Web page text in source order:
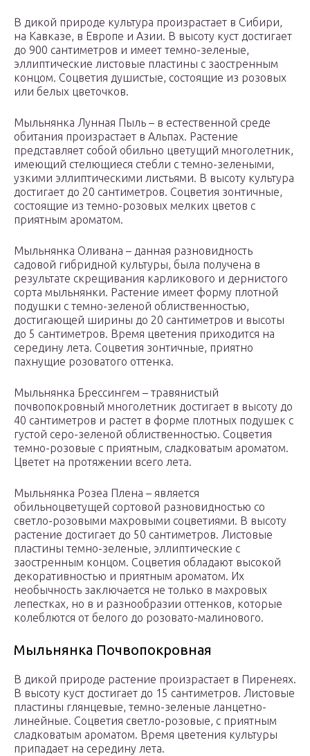
В дикой природе культура произрастает в Сибири,
на Кавказе, в Европе и Азии. В высоту куст достигает
до 900 сантиметров и имеет темно-зеленые,
эллиптические листовые пластины с заостренным
концом. Соцветия душистые, состоящие из розовых
или белых цветочков.
Мыльнянка Лунная Пыль – в естественной среде
обитания произрастает в Альпах. Растение
представляет собой обильно цветущий многолетник,
имеющий стелющиеся стебли с темно-зелеными,
узкими эллиптическими листьями. В высоту культура
достигает до 20 сантиметров. Соцветия зонтичные,
состоящие из темно-розовых мелких цветов с
приятным ароматом.
Мыльнянка Оливана – данная разновидность
садовой гибридной культуры, была получена в
результате скрещивания карликового и дернистого
сорта мыльнянки. Растение имеет форму плотной
подушки с темно-зеленой облиственностью,
достигающей ширины до 20 сантиметров и высоты
до 5 сантиметров. Время цветения приходится на
середину лета. Соцветия зонтичные, приятно
пахнущие розоватого оттенка.
Мыльнянка Брессингем – травянистый
почвопокровный многолетник достигает в высоту до
40 сантиметров и растет в форме плотных подушек с
густой серо-зеленой облиственностью. Соцветия
темно-розовые с приятным, сладковатым ароматом.
Цветет на протяжении всего лета.
Мыльнянка Розеа Плена – является
обильноцветущей сортовой разновидностью со
светло-розовыми махровыми соцветиями. В высоту
растение достигает до 50 сантиметров. Листовые
пластины темно-зеленые, эллиптические с
заостренным концом. Соцветия обладают высокой
декоративностью и приятным ароматом. Их
необычность заключается не только в махровых
лепестках, но в и разнообразии оттенков, которые
колеблются от белого до розовато-малинового.
Мыльнянка Почвопокровная
В дикой природе растение произрастает в Пиренеях.
В высоту куст достигает до 15 сантиметров. Листовые
пластины глянцевые, темно-зеленые ланцетно-
линейные. Соцветия светло-розовые, с приятным
сладковатым ароматом. Время цветения культуры
припадает на середину лета.